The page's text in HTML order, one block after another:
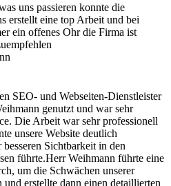
uns passieren konnte die
erstellt eine top Arbeit und bei
ein offenes Ohr die Firma ist
SEO- und Webseiten-Dienstleister
genutzt und war sehr
Die Arbeit war sehr professionell
unsere Website deutlich
Sichtbarkeit in den
führte.Herr Weihmann führte eine
um die Schwächen unserer
erstellte dann einen detaillierten